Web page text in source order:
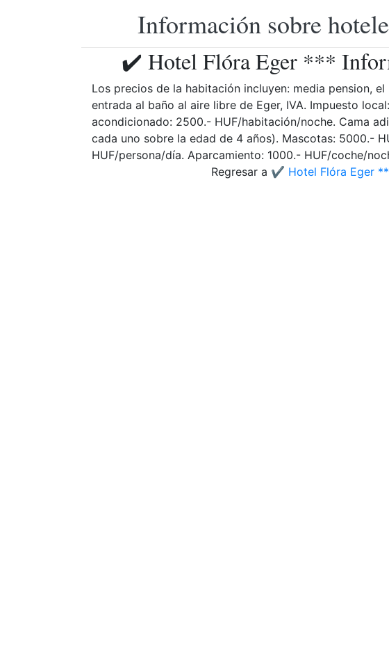
Información sobre
✔️ Hotel Flóra Eger ***
Los precios de la habitación incluyen: media pension,
entrada al baño al aire libre de Eger, IVA. Impuesto
acondicionado: 2500.- HUF/habitación/noche. Cama
cada uno sobre la edad de 4 años). Mascotas: 5000.-
HUF/persona/día. Aparcamiento: 1000.- HUF/coche/
Regresar a ✔️ Hotel Flóra Eger